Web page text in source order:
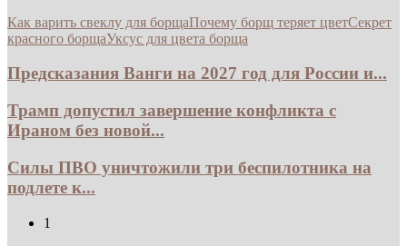
Как варить свеклу для борщаПочему борщ теряет цветСекрет
красного борщаУксус для цвета борща
Предсказания Ванги на 2027 год для России и...
Трамп допустил завершение конфликта с
Ираном без новой...
Силы ПВО уничтожили три беспилотника на
подлете к...
1